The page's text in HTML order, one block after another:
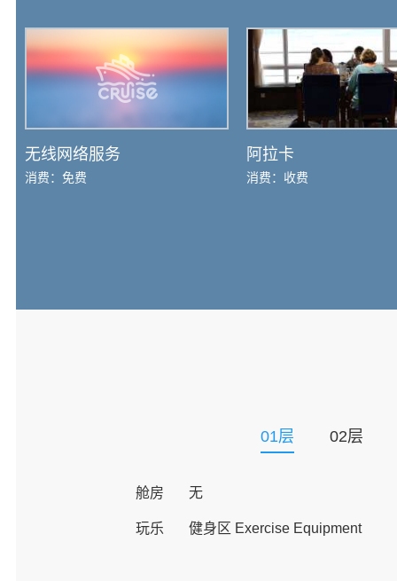
无线网络服务
消费： 免费
阿拉卡
消费： 收费
01层 02层
舱房 无
玩乐 健身区 Exercise Equipment